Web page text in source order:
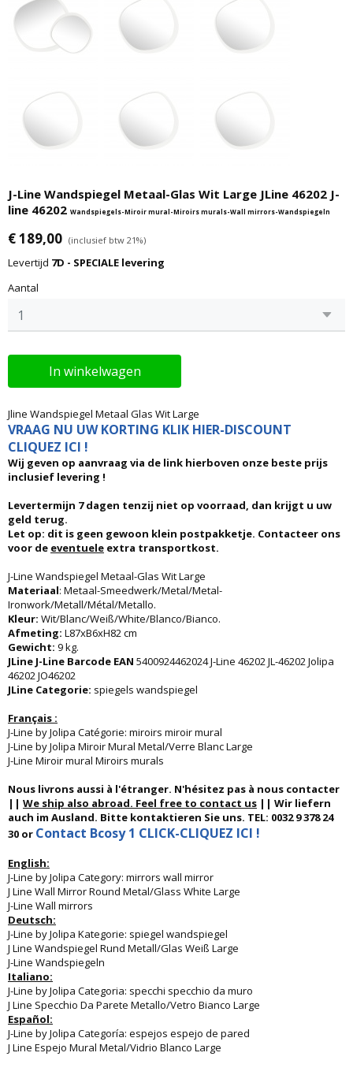
J-Line Wandspiegel Metaal-Glas Wit Large JLine 46202 J-
line 46202 Wandspiegels-Miroir mural-Miroirs murals-Wall mirrors-Wandspiegeln
€ 189,00 (inclusief btw 21%)
Levertijd 7D - SPECIALE levering
Aantal
In winkelwagen
Jline Wandspiegel Metaal Glas Wit Large
VRAAG NU UW KORTING KLIK HIER-DISCOUNT
CLIQUEZ ICI !
Wij geven op aanvraag via de link hierboven onze beste prijs
inclusief levering !
Levertermijn 7 dagen tenzij niet op voorraad, dan krijgt u uw
geld terug.
Let op: dit is geen gewoon klein postpakketje. Contacteer ons
voor de eventuele extra transportkost.
J-Line Wandspiegel Metaal-Glas Wit Large
Materiaal: Metaal-Smeedwerk/Metal/Metal-
Ironwork/Metall/Métal/Metallo.
Kleur: Wit/Blanc/Weiß/White/Blanco/Bianco.
Afmeting: L87xB6xH82 cm
Gewicht: 9 kg.
JLine J-Line Barcode EAN 5400924462024 J-Line 46202 JL-46202 Jolipa
46202 JO46202
JLine Categorie: spiegels wandspiegel
Français :
J-Line by Jolipa Catégorie: miroirs miroir mural
J-Line by Jolipa Miroir Mural Metal/Verre Blanc Large
J-Line Miroir mural Miroirs murals
Nous livrons aussi à l'étranger. N'hésitez pas à nous contacter
|| We ship also abroad. Feel free to contact us || Wir liefern
auch im Ausland. Bitte kontaktieren Sie uns. TEL: 0032 9 378 24
30 or Contact Bcosy 1 CLICK-CLIQUEZ ICI !
English:
J-Line by Jolipa Category: mirrors wall mirror
J Line Wall Mirror Round Metal/Glass White Large
J-Line Wall mirrors
Deutsch:
J-Line by Jolipa Kategorie: spiegel wandspiegel
J Line Wandspiegel Rund Metall/Glas Weiß Large
J-Line Wandspiegeln
Italiano:
J-Line by Jolipa Categoria: specchi specchio da muro
J Line Specchio Da Parete Metallo/Vetro Bianco Large
Español:
J-Line by Jolipa Categoría: espejos espejo de pared
J Line Espejo Mural Metal/Vidrio Blanco Large